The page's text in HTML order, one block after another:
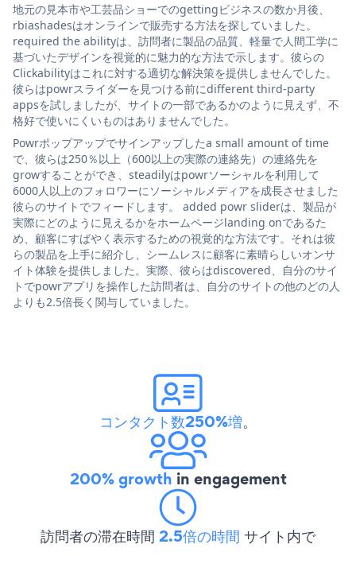
地元の見本市や工芸品ショーでのgettingビジネスの数か月後、
rbiashadesはオンラインで販売する方法を探していました。
required the abilityは、訪問者に製品の品質、軽量で人間工学に
基づいたデザインを視覚的に魅力的な方法で示します。彼らの
Clickabilityはこれに対する適切な解決策を提供しませんでした。
彼らはpowrスライダーを見つける前にdifferent third-party
appsを試しましたが、サイトの一部であるかのように見えず、不
格好で使いにくいものはありませんでした。
Powrポップアップでサインアップしたa small amount of time
で、彼らは250％以上（600以上の実際の連絡先）の連絡先を
growすることができ、steadilyはpowrソーシャルを利用して
6000人以上のフォロワーにソーシャルメディアを成長させました
彼らのサイトでフィードします。 added powr sliderは、製品が
実際にどのように見えるかをホームページlanding onであるた
め、顧客にすばやく表示するための視覚的な方法です。それは彼
らの製品を上手に紹介し、シームレスに顧客に素晴らしいオンサ
イト体験を提供しました。実際、彼らはdiscovered、自分のサイ
トでpowrアプリを操作した訪問者は、自分のサイトの他のどの人
よりも2.5倍長く関与していました。
コンタクト数250%増。
200% growth in engagement
訪問者の滞在時間 2.5倍の時間 サイト内で